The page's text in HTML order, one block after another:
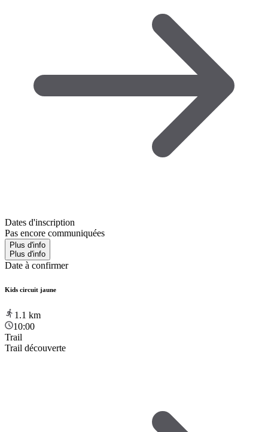
Dates d'inscription
Pas encore communiquées
Plus d'info
Plus d'info
Date à confirmer
Kids circuit jaune
1.1 km
10:00
Trail
Trail découverte